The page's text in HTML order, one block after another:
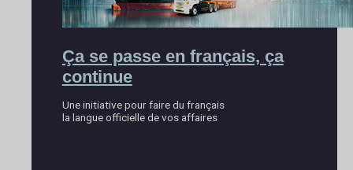
Ça se passe en français, ça
continue
Une initiative pour faire du français
la langue officielle de vos affaires